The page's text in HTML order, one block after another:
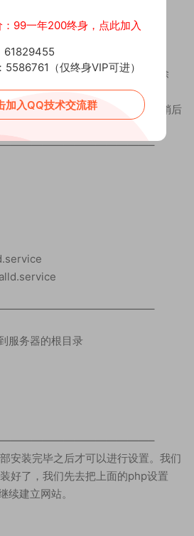
php5.4—设置—禁用函数—-删除
载配置–重启
好了之后才可以进行设置，我们稍后
服务器的根目录
安装完毕之后才可以进行设置。我们
好了，我们先去把上面的php设置
续建立网站。
：99一年200终身，点此加入
61829455
5586761（仅终身VIP可进）
加入QQ技术交流群